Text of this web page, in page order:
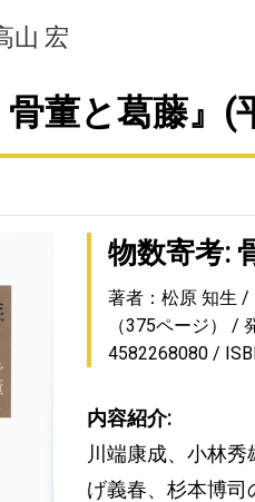
山 宏
骨董と葛藤』(
物数寄考:
著者：松原 知生
（375ページ）
4582268080
内容紹介:
川端康成、小林
げ義春、杉本博